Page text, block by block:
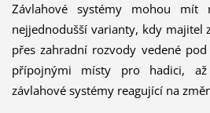
Závlahové systémy mohou
nejjednodušší varianty, kdy majitel
přes zahradní rozvody vedené
přípojnými místy pro hadici,
závlahové systémy reagující na